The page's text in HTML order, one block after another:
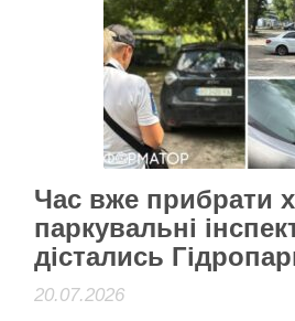
відновлення п’яти
вулиці Миру, зруйнованих під
року. Житло, …
Читати далі
Активісти району
Час вже прибрати
паркувальні
дістались
20.07.2026